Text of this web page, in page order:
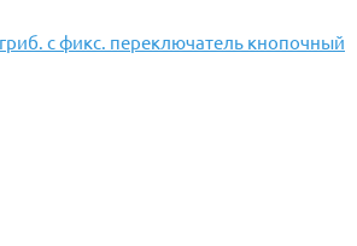
с фикс. переключатель кнопочный